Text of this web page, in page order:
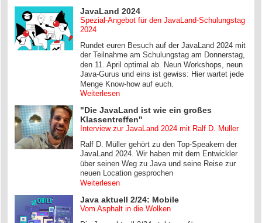
JavaLand 2024
Spezial-Angebot für den JavaLand-Schulungstag
2024
Rundet euren Besuch auf der JavaLand 2024 mit
der Teilnahme am Schulungstag am Donnerstag,
den 11. April optimal ab. Neun Workshops, neun
Java-Gurus und eins ist gewiss: Hier wartet jede
Menge Know-how auf euch.
Weiterlesen
"Die JavaLand ist wie ein großes
Klassentreffen"
Interview zur JavaLand 2024 mit Ralf D. Müller
Ralf D. Müller gehört zu den Top-Speakern der
JavaLand 2024. Wir haben mit dem Entwickler
über seinen Weg zu Java und seine Reise zur
neuen Location gesprochen
Weiterlesen
Java aktuell 2/24: Mobile
Vom Asphalt in die Wolken